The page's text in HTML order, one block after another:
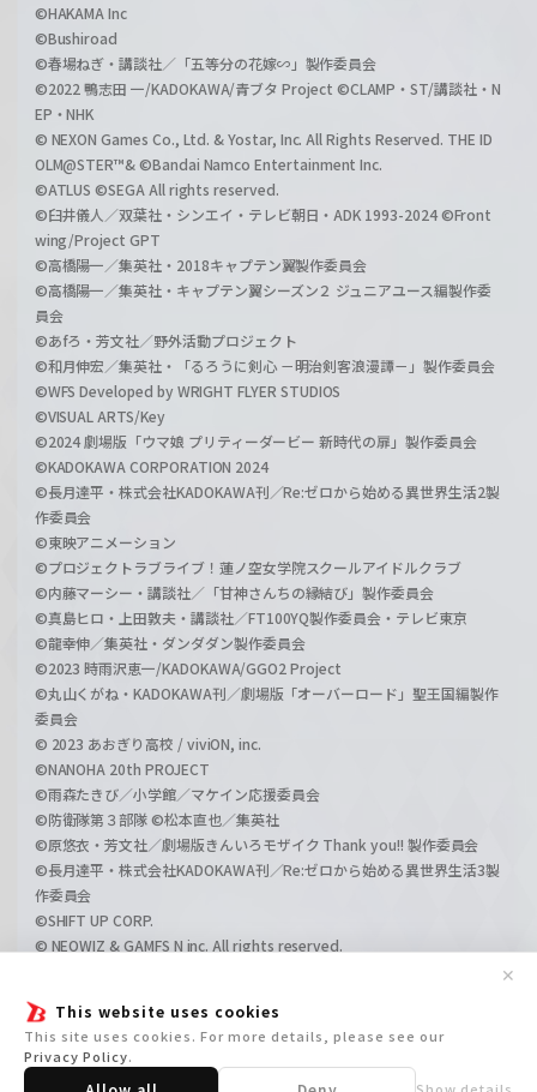
This website uses cookies
This site uses cookies. For more details, please see our
Privacy Policy.
Show details
✕
©HAKAMA Inc
©Bushiroad
©春場ねぎ・講談社／「五等分の花嫁∽」製作委員会
©2022 鴨志田 一/KADOKAWA/青ブタ Project ©CLAMP・ST/講談社・N
EP・NHK
© NEXON Games Co., Ltd. & Yostar, Inc. All Rights Reserved. THE ID
OLM@STER™& ©Bandai Namco Entertainment Inc.
©ATLUS ©SEGA All rights reserved.
©臼井儀人／双葉社・シンエイ・テレビ朝日・ADK 1993-2024 ©Front
wing/Project GPT
©高橋陽一／集英社・2018キャプテン翼製作委員会
©高橋陽一／集英社・キャプテン翼シーズン２ ジュニアユース編製作委
員会
©あfろ・芳文社／野外活動プロジェクト
©和月伸宏／集英社・「るろうに剣心 －明治剣客浪漫譚－」製作委員会
©WFS Developed by WRIGHT FLYER STUDIOS
©VISUAL ARTS/Key
©2024 劇場版「ウマ娘 プリティーダービー 新時代の扉」製作委員会
©KADOKAWA CORPORATION 2024
©長月達平・株式会社KADOKAWA刊／Re:ゼロから始める異世界生活2製
作委員会
©東映アニメーション
©プロジェクトラブライブ！蓮ノ空女学院スクールアイドルクラブ
©内藤マーシー・講談社／「甘神さんちの縁結び」製作委員会
©真島ヒロ・上田敦夫・講談社／FT100YQ製作委員会・テレビ東京
©龍幸伸／集英社・ダンダダン製作委員会
©2023 時雨沢恵一/KADOKAWA/GGO2 Project
©丸山くがね・KADOKAWA刊／劇場版「オーバーロード」聖王国編製作
委員会
© 2023 あおぎり高校 / viviON, inc.
©NANOHA 20th PROJECT
©雨森たきび／小学館／マケイン応援委員会
©防衛隊第３部隊 ©松本直也／集英社
©原悠衣・芳文社／劇場版きんいろモザイク Thank you!! 製作委員会
©長月達平・株式会社KADOKAWA刊／Re:ゼロから始める異世界生活3製
作委員会
©SHIFT UP CORP.
© NEOWIZ & GAMFS N inc. All rights reserved.
©GIRLS und PANZER Film Projekt
©GIRLS und PANZER Finale Projekt